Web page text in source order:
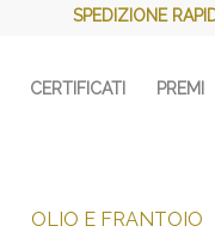
SPEDIZIONE
CERTIFICATI PREMI
OLIO E FRANTOIO